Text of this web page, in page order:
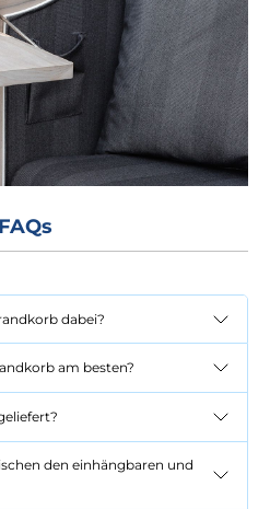
FAQs
dabei?
am besten?
den einhängbaren und